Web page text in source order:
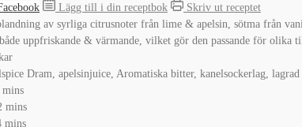
Lägg till i din receptbok
Skriv ut receptet
av syrliga citrusnoter från lime & apelsin, sötma från
uppfriskande & värmande, vilket gör den passande för olika
Dram, apelsinjuice, Aromatiska bitter, kanelsockerlag,
minutes
mins
minutes
mins
minutes
mins